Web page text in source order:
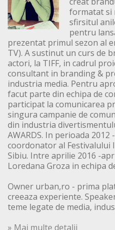
formatat si
sfirsitul
pentru
prezentat primul sezon al
TV). A sustinut un curs de
actori, la TIFF, in cadrul
consultant in branding &
industria media. Pentru
facut parte din echipa de
participat la comunicarea
singura campanie de
din industria
AWARDS. In perioada
coordonator al Festivalului
Sibiu. Intre aprilie 2016 -
Loredana Groza in echipa
Owner urban,ro - prima
creeaza experiente.
teme legate de media,
» Mai multe detalii